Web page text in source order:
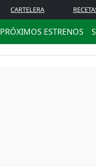
CARTELERA
PRÓXIMOS ESTRENOS